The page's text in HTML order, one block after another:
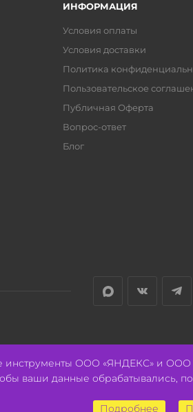
ИНФОРМАЦИЯ
Условия оплаты
Условия доставки
Политика
Пользовательское
Публичная Оферта
Вопрос-ответ
Блог
инструменты ООО «ЯНДЕКС» и
ваши данные обрабатывались,
Подробнее